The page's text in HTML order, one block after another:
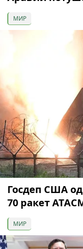
МИР
Госдеп США
70 ракет
МИР